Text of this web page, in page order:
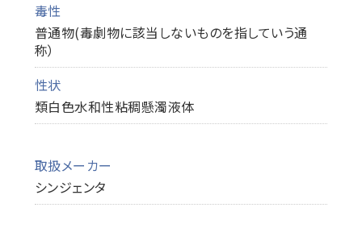
毒性
普通物(毒劇物に該当しないものを指していう通
称）
性状
類白色水和性粘稠懸濁液体
取扱メーカー
シンジェンタ